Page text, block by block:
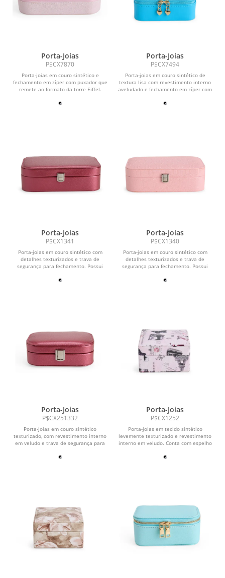
Porta-Joias
P$CX7870
Porta-joias em couro sintético e
fechamento em zíper com puxador que
remete ao formato da torre Eiffel.
Porta-Joias
P$CX7494
Porta-joias em couro sintético de
textura lisa com revestimento interno
aveludado e fechamento em zíper com
Porta-Joias
P$CX1341
Porta-joias em couro sintético com
detalhes texturizados e trava de
segurança para fechamento. Possui
Porta-Joias
P$CX1340
Porta-joias em couro sintético com
detalhes texturizados e trava de
segurança para fechamento. Possui
Porta-Joias
P$CX251332
Porta-joias em couro sintético
texturizado, com revestimento interno
em veludo e trava de segurança para
Porta-Joias
P$CX1252
Porta-joias em tecido sintético
levemente texturizado e revestimento
interno em veludo. Conta com espelho